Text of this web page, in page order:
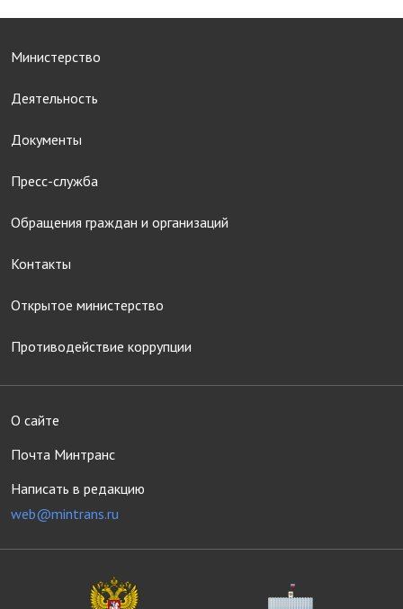
Министерство
Деятельность
Документы
Пресс-служба
Обращения граждан и организаций
Контакты
Открытое министерство
Противодействие коррупции
О сайте
Почта Минтранс
Написать в редакцию
web@mintrans.ru